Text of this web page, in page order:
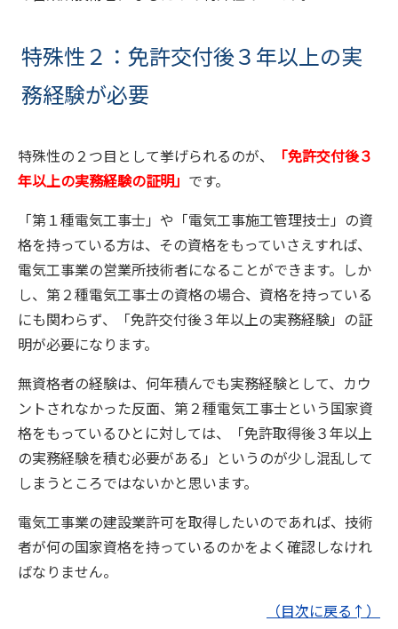
特殊性２：免許交付後３年以上の実
務経験が必要
特殊性の２つ目として挙げられるのが、
「免許交付後３
年以上の実務経験の証明」 です。
「第１種電気工事士」や「電気工事施工管理技士」の資
格を持っている方は、その資格をもっていさえすれば、
電気工事業の営業所技術者になることができます。しか
し、第２種電気工事士の資格の場合、資格を持っている
にも関わらず、「免許交付後３年以上の実務経験」の証
明が必要になります。
無資格者の経験は、何年積んでも実務経験として、カウ
ントされなかった反面、第２種電気工事士という国家資
格をもっているひとに対しては、「免許取得後３年以上
の実務経験を積む必要がある」というのが少し混乱して
しまうところではないかと思います。
電気工事業の建設業許可を取得したいのであれば、技術
者が何の国家資格を持っているのかをよく確認しなけれ
ばなりません。
（目次に戻る↑）